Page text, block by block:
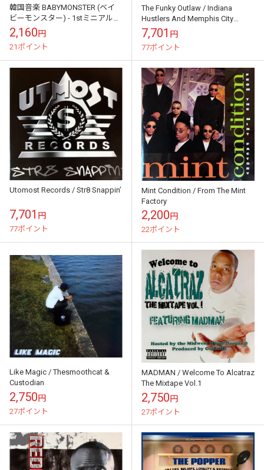
韓国音楽 BABYMONSTER (ベイ
ビーモンスター) - 1stミニアルバ
ム 「BABYMONS7ER」 YG TAG
ALB...
2,160円
21ポイント
The Funky Outlaw / Indiana
Hustlers And Memphis City
Pimps
7,701 円
77ポイント
Utomost Records / Str8 Snappin’
7,701 円
77ポイント
Mint Condition / From The Mint
Factory
2,200円
22ポイント
Like Magic / Thesmoothcat &
Custodian
2,750円
27ポイント
MADMAN / Welcome To Alcatraz
The Mixtape Vol.1
2,750円
27ポイント